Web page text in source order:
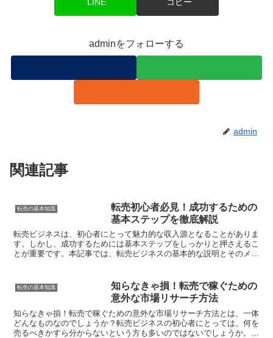
adminをフォローする
admin
関連記事
転売の基本知識
転売初心者必見！成功するための
基本ステップを徹底解説
転売ビジネスは、初心者にとって魅力的な収入源となることがありま
す。しかし、成功するためには基本ステップをしっかりと押さえるこ
とが重要です。本記事では、転売ビジネスの基本的な説明とそのメリ
転売の基本知識
知らなきゃ損！転売で稼ぐための
意外な市場リサーチ方法
知らなきゃ損！転売で稼ぐための意外な市場リサーチ方法とは、一体
どんなものなのでしょうか？転売ビジネスの初心者にとっては、何を
売るべきかすら分からないという方も多いのではないでしょうか。し